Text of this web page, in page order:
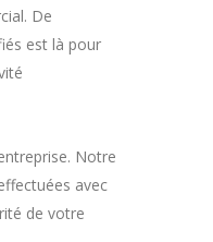
De
est là pour
Notre
avec
de votre